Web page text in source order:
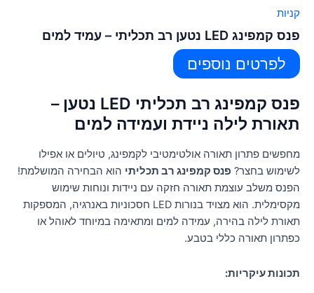
קניות
פנס קמפינג LED נטען רב תכליתי – עמיד למים
לפרטים נוספים
פנס קמפינג רב תכליתי LED נטען –
תאורת לילה ניידת ועמידה למים
מחפשים פתרון תאורה אולטימטיבי לקמפינג, טיולים או אפילו
לשימוש בחצר? פנס קמפינג רב תכליתי הוא הבחירה המושלמת!
הפנס משלב עוצמת תאורה חזקה עם ניידות ונוחות שימוש
מקסימלית. הוא מצויד בנורות LED חסכוניות באנרגיה, המספקות
תאורת לילה בהירה, עמידה למים ומתאימה במיוחד לאוהל או
כפתרון תאורה כללי בטבע.
תכונות עיקריות: